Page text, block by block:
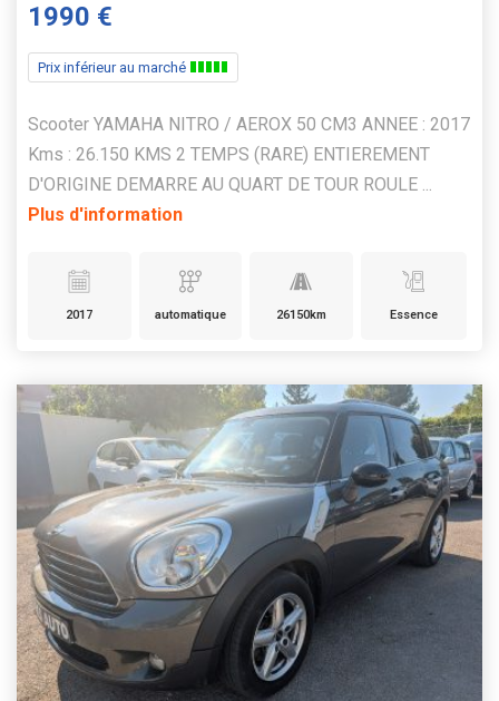
1990 €
Prix inférieur au marché
Scooter YAMAHA NITRO / AEROX 50 CM3 ANNEE : 2017
Kms : 26.150 KMS 2 TEMPS (RARE) ENTIEREMENT
D'ORIGINE DEMARRE AU QUART DE TOUR ROULE ...
Plus d'information
2017 automatique 26150km Essence